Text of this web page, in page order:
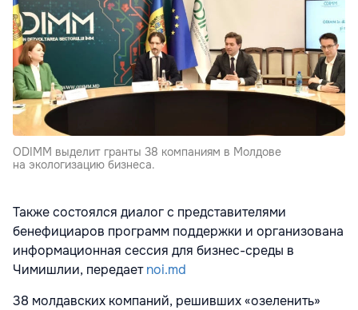
ODIMM выделит гранты 38 компаниям в Молдове
на экологизацию бизнеса.
Также состоялся диалог с представителями
бенефициаров программ поддержки и организована
информационная сессия для бизнес-среды в
Чимишлии, передаетnoi.md
38 молдавских компаний, решивших «озеленить»